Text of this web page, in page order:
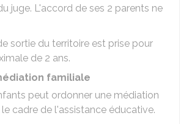
juge. L'accord de ses 2 parents ne
sortie du territoire est prise pour
de 2 ans.
familiale
peut ordonner une médiation
cadre de l'assistance éducative.